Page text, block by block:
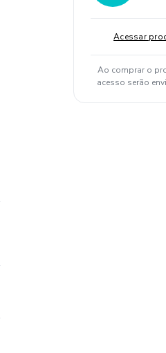
Acessar
Ao comprar o
acesso serão